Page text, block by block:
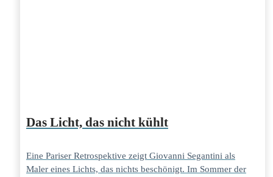
Das Licht, das nicht kühlt
Eine Pariser Retrospektive zeigt Giovanni Segantini als
Maler eines Lichts, das nichts beschönigt. Im Sommer der